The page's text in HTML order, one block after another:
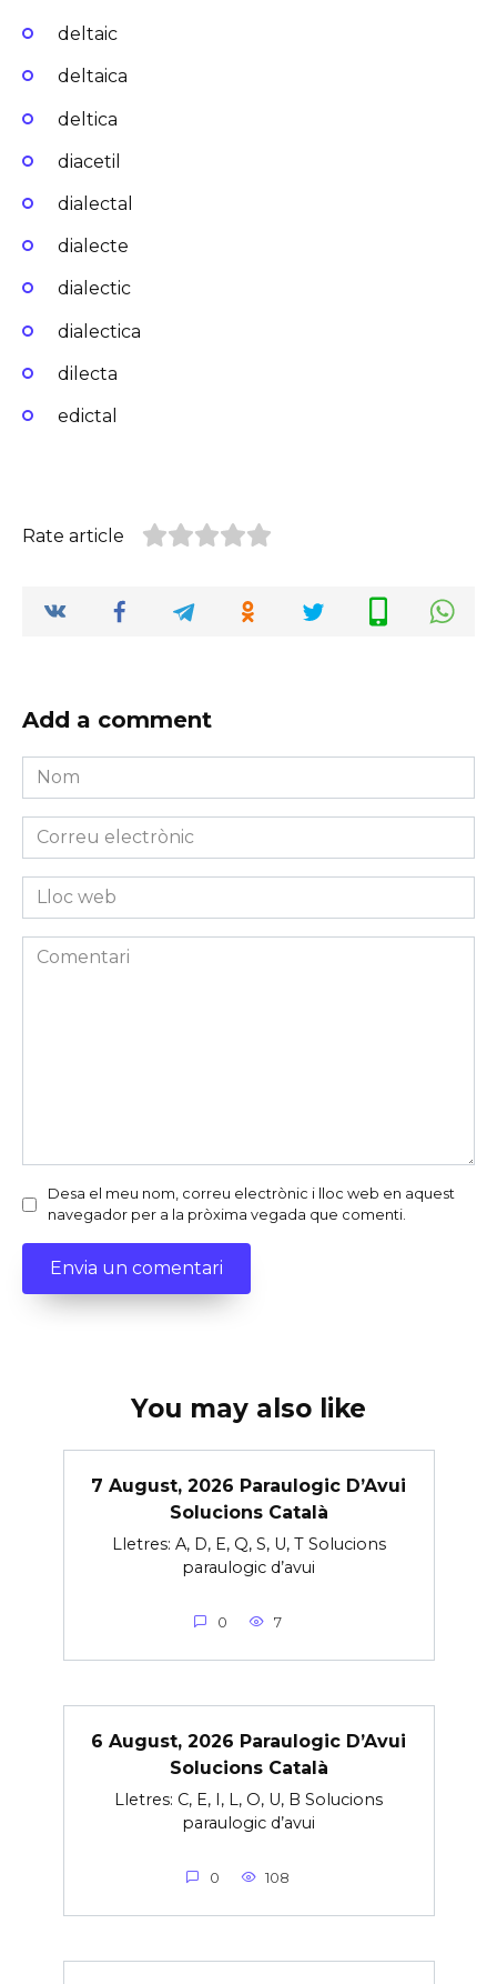
deltaic
deltaica
deltica
diacetil
dialectal
dialecte
dialectic
dialectica
dilecta
edictal
Rate article
Add a comment
Nom
*
Correu
electrònic
*Lloc
web
Comentari
Desa el meu nom, correu electrònic i lloc web en aquest
navegador per a la pròxima vegada que comenti.
You may also like
7 August, 2026 Paraulogic D’Avui
Solucions Català
Lletres: A, D, E, Q, S, U, T Solucions
paraulogic d’avui
0 7
6 August, 2026 Paraulogic D’Avui
Solucions Català
Lletres: C, E, I, L, O, U, B Solucions
paraulogic d’avui
0 108